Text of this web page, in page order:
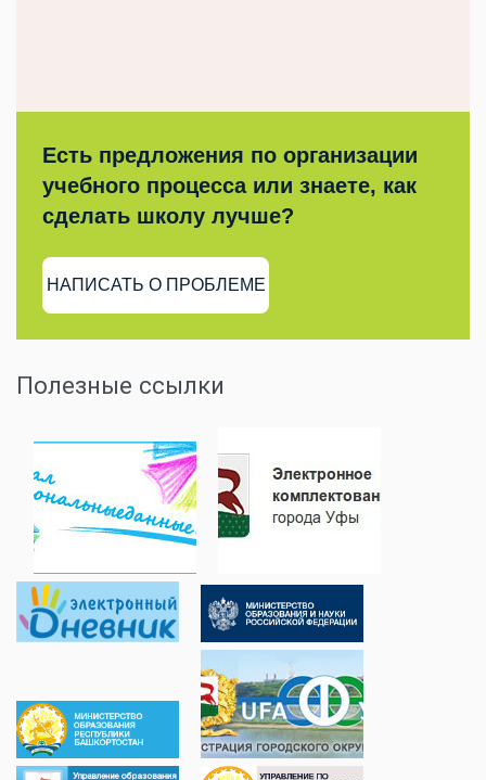
Есть предложения по организации
учебного процесса или знаете, как
сделать школу лучше?
НАПИСАТЬ О ПРОБЛЕМЕ
Полезные ссылки